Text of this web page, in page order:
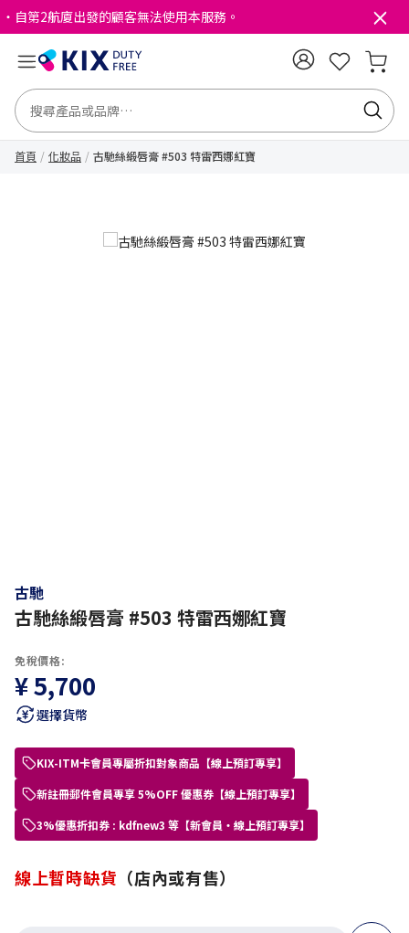
・自第2航廈出發的顧客無法使用本服務。
首頁 化妝品 古馳絲緞唇膏 #503 特雷西娜紅寶
古馳
古馳絲緞唇膏 #503 特雷西娜紅寶
免稅價格:
¥ 5,700
選擇貨幣
KIX-ITM卡會員專屬折扣對象商品【線上預訂專享】
新註冊郵件會員專享 5%OFF 優惠券【線上預訂專享】
3%優惠折扣券 : kdfnew3 等【新會員・線上預訂專享】
線上暫時缺貨 （店內或有售）